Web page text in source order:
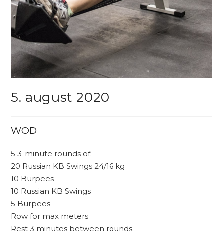
5. august 2020
WOD
5 3-minute rounds of:
20 Russian KB Swings 24/16 kg
10 Burpees
10 Russian KB Swings
5 Burpees
Row for max meters
Rest 3 minutes between rounds.